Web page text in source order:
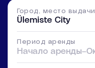
Город, место выдачи
Ülemiste City
Период аренды
Начало аренды–